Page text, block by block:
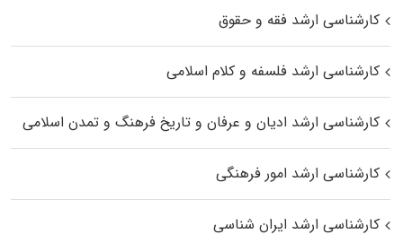
کارشناسی ارشد فقه و حقوق
کارشناسی ارشد فلسفه و کلام اسلامی
کارشناسی ارشد ادیان و عرفان و تاریخ فرهنگ و تمدن اسلامی
کارشناسی ارشد امور فرهنگی
کارشناسی ارشد ایران شناسی